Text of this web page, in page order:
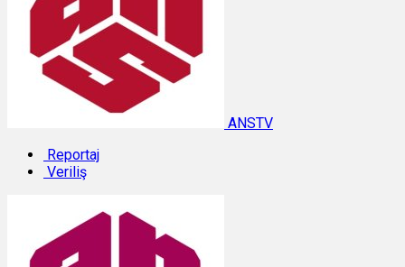
ANSTV
Reportaj
Veriliş